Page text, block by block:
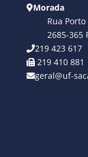
Morada
Rua
2685-365
219 423 617
219 410 881
geral@uf-